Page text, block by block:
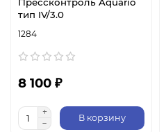
тип IV/3.0
1284
8 100 ₽
В корзину